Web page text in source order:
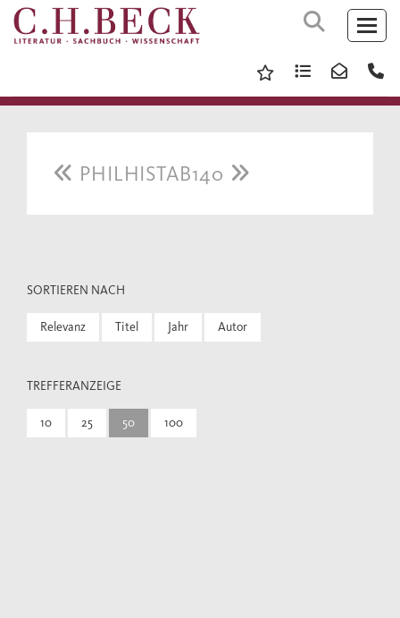
PHILHISTAB140
SORTIEREN NACH
Relevanz Titel Jahr Autor
TREFFERANZEIGE
10 25 50 100